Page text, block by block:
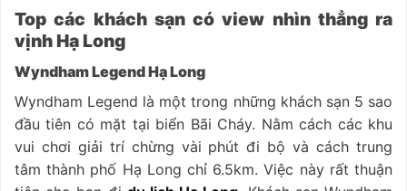
Top các khách sạn có view nhìn thẳng ra
vịnh Hạ Long
Wyndham Legend Hạ Long
Wyndham Legend là một trong những khách sạn 5 sao
đầu tiên có mặt tại biển Bãi Cháy. Nằm cách các khu
vui chơi giải trí chừng vài phút đi bộ và cách trung
tâm thành phố Hạ Long chỉ 6.5km. Việc này rất thuận